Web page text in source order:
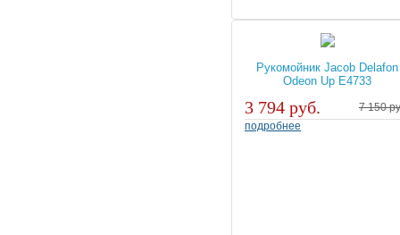
Рукомойник Jacob Delafon
Odeon Up E4733
7 150
3 794 руб.
подробнее